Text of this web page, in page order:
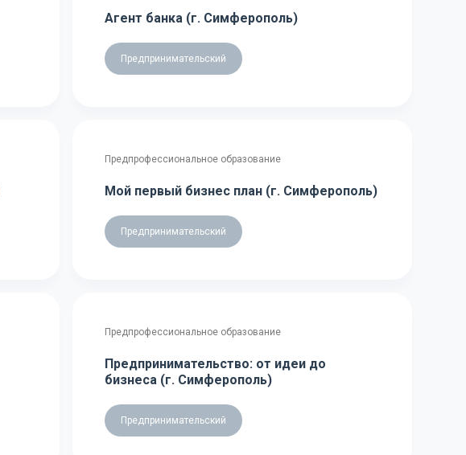
Агент банка (г. Симферополь)
Предпринимательский
Предпрофессиональное образование
Мой первый бизнес план (г. Симферополь)
Предпринимательский
Предпрофессиональное образование
Предпринимательство: от идеи до
бизнеса (г. Симферополь)
Предпринимательский